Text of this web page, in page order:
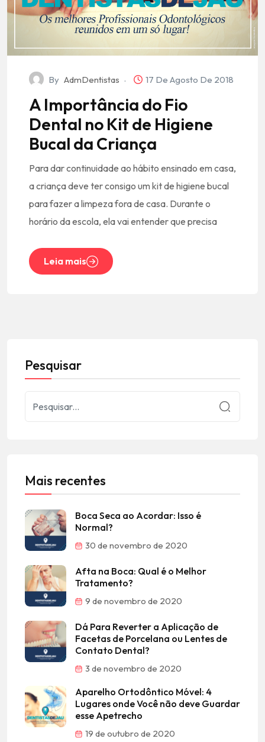
By AdmDentistas 17 De Agosto De 2018
A Importância do Fio
Dental no Kit de Higiene
Bucal da Criança
Para dar continuidade ao hábito ensinado em casa,
a criança deve ter consigo um kit de higiene bucal
para fazer a limpeza fora de casa. Durante o
horário da escola, ela vai entender que precisa
Leia mais
Pesquisar
Mais recentes
Boca Seca ao Acordar: Isso é
Normal?
30 de novembro de 2020
Afta na Boca: Qual é o Melhor
Tratamento?
9 de novembro de 2020
Dá Para Reverter a Aplicação de
Facetas de Porcelana ou Lentes de
Contato Dental?
3 de novembro de 2020
Aparelho Ortodôntico Móvel: 4
Lugares onde Você não deve Guardar
esse Apetrecho
19 de outubro de 2020